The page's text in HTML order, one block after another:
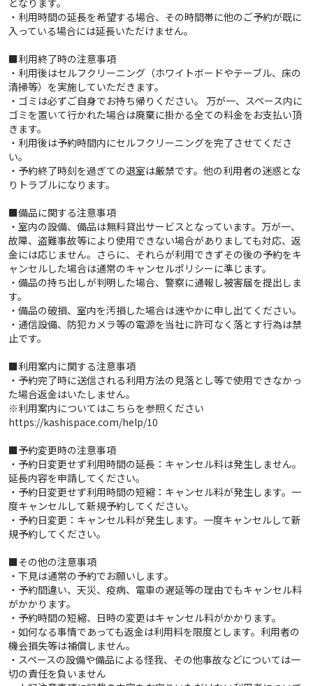
となります。
・利用時間の延長を希望する場合、その時間帯に他のご予約が既に
入っている場合には延長いただけません。
■利用終了時の注意事項
・利用後はセルフクリーニング（ホワイトボードやテーブル、床の
清掃等）を実施していただきます。
・ゴミは必ずご自身でお持ち帰りください。 万が一、スペース内に
ゴミを置いて行かれた場合は廃棄に掛かる全ての料金をお支払い頂
きます。
・利用後は予約時間内にセルフクリーニングを完了させてくださ
い。
・予約終了時刻を過ぎての退室は厳禁です。他の利用者の迷惑とな
りトラブルになります。
■備品に関する注意事項
・室内の設備、備品は無料貸出サービスとなっています。万が一、
故障、盗難事故等により使用できない場合がありましても対応、返
金には応じません。さらに、それらが利用できずその後の予約をキ
ャンセルした場合は通常のキャンセルポリシーに準じます。
・備品の持ち出しが判明した場合、警察に通報し被害届を提出しま
す。
・備品の破損、室内を汚損した場合は速やかに申し出てください。
・通信設備、防犯カメラ等の電源を当社に許可なく落とす行為は禁
止です。
■利用案内に関する注意事項
・予約完了時に送信される利用方法の見落とし等で使用できなかっ
た場合返金はいたしません。
※利用案内についてはこちらを参照ください
https://kashispace.com/help/10
■予約変更時の注意事項
・予約日変更せず利用時間の延長：キャンセル料は発生しません。
延長内容を申請してください。
・予約日変更せず利用時間の短縮：キャンセル料が発生します。一
度キャンセルして新規予約してください。
・予約日変更：キャンセル料が発生します。一度キャンセルして新
規予約してください。
■その他の注意事項
・下見は通常の予約でお願いします。
・予約間違い、天災、疫病、電車の遅延等の理由でもキャンセル料
がかかります。
・予約時間の短縮、日時の変更はキャンセル料がかかります。
・如何なる事情であっても返金は利用料を限度とします。利用者の
機会損失等は補償しません。
・スペースの設備や備品による怪我、その他事故などについては一
切の責任を負いません